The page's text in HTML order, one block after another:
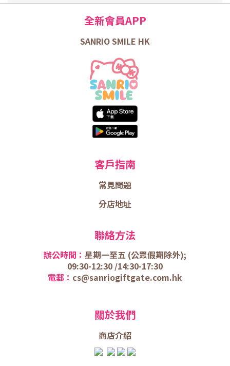
全新會員APP
SANRIO SMILE HK
客戶指南
常見問題
分店地址
聯絡方法
辦公時間： 星期一至五 (公眾假期除外);
09:30-12:30 /14:30-17:30
電郵： cs@sanriogiftgate.com.hk
關於我們
商店介紹